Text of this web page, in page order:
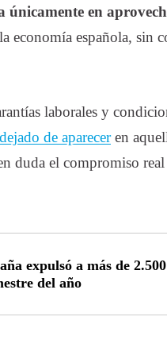
únicamente en
economía española, sin
laborales y
de apareceren
duda el compromiso real
expulsó a más de
del año